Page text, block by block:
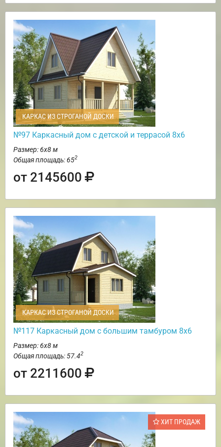
КАРКАС ИЗ СТРОГАНОЙ ДОСКИ
№97 Каркасный дом с детской и террасой 8х6
Размер: 6х8 м
Общая площадь: 652
от 2145600
КАРКАС ИЗ СТРОГАНОЙ ДОСКИ
№117 Каркасный дом с большим тамбуром 8х6
Размер: 6х8 м
Общая площадь: 57.42
от 2211600
ХИТ ПРОДАЖ